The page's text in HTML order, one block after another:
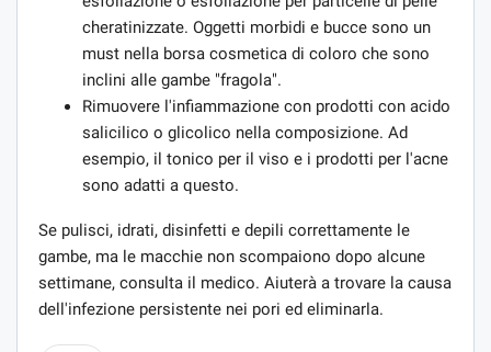
cheratinizzate. Oggetti morbidi e bucce sono un
must nella borsa cosmetica di coloro che sono
inclini alle gambe "fragola".
Rimuovere l'infiammazione con prodotti con acido
salicilico o glicolico nella composizione. Ad
esempio, il tonico per il viso e i prodotti per l'acne
sono adatti a questo.
Se pulisci, idrati, disinfetti e depili correttamente le
gambe, ma le macchie non scompaiono dopo alcune
settimane, consulta il medico. Aiuterà a trovare la causa
dell'infezione persistente nei pori ed eliminarla.